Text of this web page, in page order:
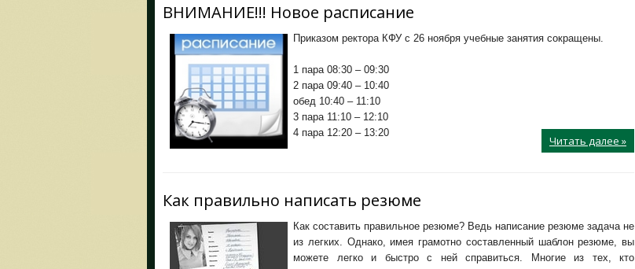
ВНИМАНИЕ!!! Новое расписание
Приказом ректора КФУ с 26 ноября учебные занятия сокращены.
1 пара 08:30 – 09:30
2 пара 09:40 – 10:40
обед 10:40 – 11:10
3 пара 11:10 – 12:10
4 пара 12:20 – 13:20
Читать далее »
Как правильно написать резюме
Как составить правильное резюме? Ведь написание резюме задача не
из легких. Однако, имея грамотно составленный шаблон резюме, вы
можете легко и быстро с ней справиться. Многие из тех, кто